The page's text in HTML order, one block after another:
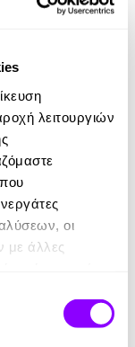
λειτουργιών
οι
με άλλες